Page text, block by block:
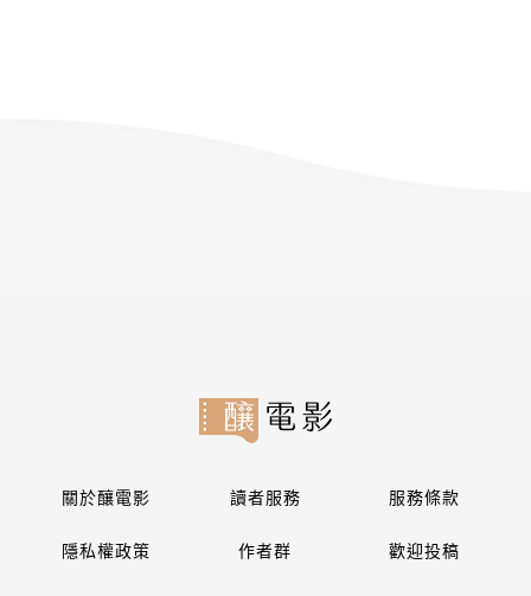
關於釀電影 讀者服務 服務條款
隱私權政策 作者群 歡迎投稿